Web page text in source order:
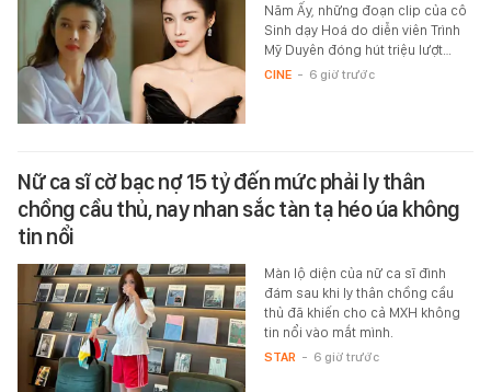
Năm Ấy, những đoạn clip của cô
Sinh dạy Hoá do diễn viên Trình
Mỹ Duyên đóng hút triệu lượt…
CINE - 6 giờ trước
Nữ ca sĩ cờ bạc nợ 15 tỷ đến mức phải ly thân
chồng cầu thủ, nay nhan sắc tàn tạ héo úa không
tin nổi
Màn lộ diện của nữ ca sĩ đình
đám sau khi ly thân chồng cầu
thủ đã khiến cho cả MXH không
tin nổi vào mắt mình.
STAR - 6 giờ trước